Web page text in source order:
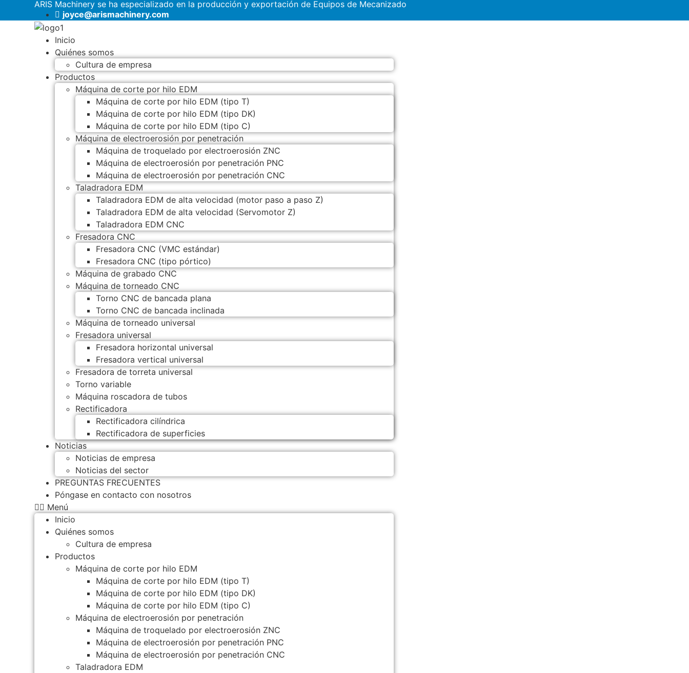
ARIS Machinery se ha especializado en la producción y exportación de Equipos de Mecanizado
joyce@arismachinery.com
Inicio
Quiénes somos
Cultura de empresa
Productos
Máquina de corte por hilo EDM
Máquina de corte por hilo EDM (tipo T)
Máquina de corte por hilo EDM (tipo DK)
Máquina de corte por hilo EDM (tipo C)
Máquina de electroerosión por penetración
Máquina de troquelado por electroerosión ZNC
Máquina de electroerosión por penetración PNC
Máquina de electroerosión por penetración CNC
Taladradora EDM
Taladradora EDM de alta velocidad (motor paso a paso Z)
Taladradora EDM de alta velocidad (Servomotor Z)
Taladradora EDM CNC
Fresadora CNC
Fresadora CNC (VMC estándar)
Fresadora CNC (tipo pórtico)
Máquina de grabado CNC
Máquina de torneado CNC
Torno CNC de bancada plana
Torno CNC de bancada inclinada
Máquina de torneado universal
Fresadora universal
Fresadora horizontal universal
Fresadora vertical universal
Fresadora de torreta universal
Torno variable
Máquina roscadora de tubos
Rectificadora
Rectificadora cilíndrica
Rectificadora de superficies
Noticias
Noticias de empresa
Noticias del sector
PREGUNTAS FRECUENTES
Póngase en contacto con nosotros
Menú
Inicio
Quiénes somos
Cultura de empresa
Productos
Máquina de corte por hilo EDM
Máquina de corte por hilo EDM (tipo T)
Máquina de corte por hilo EDM (tipo DK)
Máquina de corte por hilo EDM (tipo C)
Máquina de electroerosión por penetración
Máquina de troquelado por electroerosión ZNC
Máquina de electroerosión por penetración PNC
Máquina de electroerosión por penetración CNC
Taladradora EDM